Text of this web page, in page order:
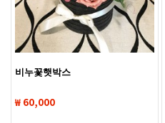
비누꽃햇박스
₩ 60,000